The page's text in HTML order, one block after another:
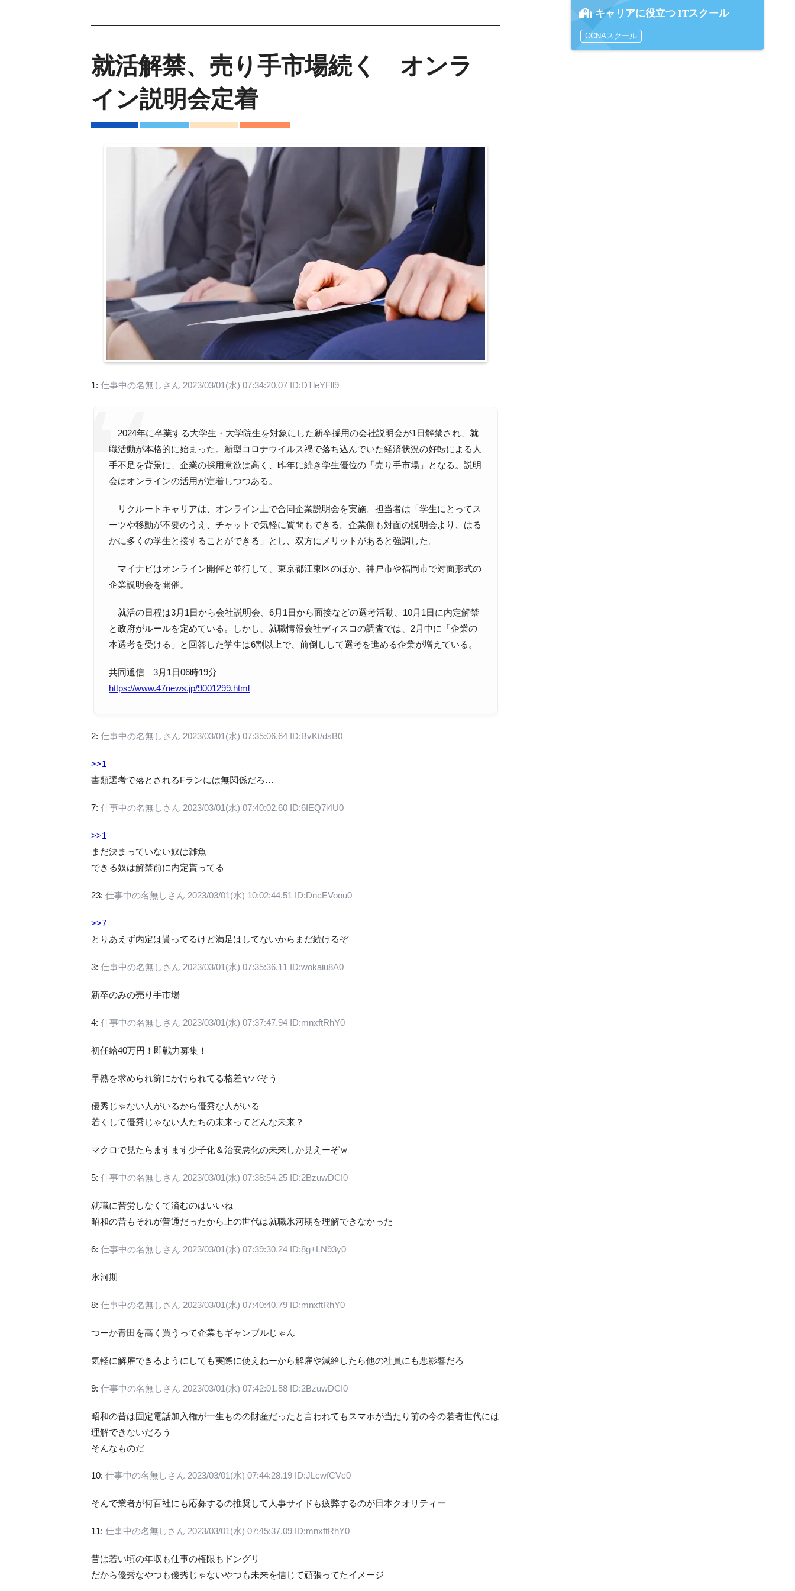
就活解禁、売り手市場続く オンラ
イン説明会定着
1: 仕事中の名無しさん 2023/03/01(水) 07:34:20.07 ID:DTleYFll9
2024年に卒業する大学生・大学院生を対象にした新卒採用の会社説明会が1日解禁され、就
職活動が本格的に始まった。新型コロナウイルス禍で落ち込んでいた経済状況の好転による人
手不足を背景に、企業の採用意欲は高く、昨年に続き学生優位の「売り手市場」となる。説明
会はオンラインの活用が定着しつつある。
リクルートキャリアは、オンライン上で合同企業説明会を実施。担当者は「学生にとってス
ーツや移動が不要のうえ、チャットで気軽に質問もできる。企業側も対面の説明会より、はる
かに多くの学生と接することができる」とし、双方にメリットがあると強調した。
マイナビはオンライン開催と並行して、東京都江東区のほか、神戸市や福岡市で対面形式の
企業説明会を開催。
就活の日程は3月1日から会社説明会、6月1日から面接などの選考活動、10月1日に内定解禁
と政府がルールを定めている。しかし、就職情報会社ディスコの調査では、2月中に「企業の
本選考を受ける」と回答した学生は6割以上で、前倒しして選考を進める企業が増えている。
共同通信 3月1日06時19分
https://www.47news.jp/9001299.html
2: 仕事中の名無しさん 2023/03/01(水) 07:35:06.64 ID:BvKt/dsB0
>>1
書類選考で落とされるFランには無関係だろ…
7: 仕事中の名無しさん 2023/03/01(水) 07:40:02.60 ID:6IEQ7i4U0
>>1
まだ決まっていない奴は雑魚
できる奴は解禁前に内定貰ってる
23: 仕事中の名無しさん 2023/03/01(水) 10:02:44.51 ID:DncEVoou0
>>7
とりあえず内定は貰ってるけど満足はしてないからまだ続けるぞ
3: 仕事中の名無しさん 2023/03/01(水) 07:35:36.11 ID:wokaiu8A0
新卒のみの売り手市場
4: 仕事中の名無しさん 2023/03/01(水) 07:37:47.94 ID:mnxftRhY0
初任給40万円！即戦力募集！
早熟を求められ篩にかけられてる格差ヤバそう
優秀じゃない人がいるから優秀な人がいる
若くして優秀じゃない人たちの未来ってどんな未来？
マクロで見たらますます少子化＆治安悪化の未来しか見えーぞｗ
5: 仕事中の名無しさん 2023/03/01(水) 07:38:54.25 ID:2BzuwDCI0
就職に苦労しなくて済むのはいいね
昭和の昔もそれが普通だったから上の世代は就職氷河期を理解できなかった
6: 仕事中の名無しさん 2023/03/01(水) 07:39:30.24 ID:8g+LN93y0
氷河期
8: 仕事中の名無しさん 2023/03/01(水) 07:40:40.79 ID:mnxftRhY0
つーか青田を高く買うって企業もギャンブルじゃん
気軽に解雇できるようにしても実際に使えねーから解雇や減給したら他の社員にも悪影響だろ
9: 仕事中の名無しさん 2023/03/01(水) 07:42:01.58 ID:2BzuwDCI0
昭和の昔は固定電話加入権が一生ものの財産だったと言われてもスマホが当たり前の今の若者世代には
理解できないだろう
そんなものだ
10: 仕事中の名無しさん 2023/03/01(水) 07:44:28.19 ID:JLcwfCVc0
そんで業者が何百社にも応募するの推奨して人事サイドも疲弊するのが日本クオリティー
11: 仕事中の名無しさん 2023/03/01(水) 07:45:37.09 ID:mnxftRhY0
昔は若い頃の年収も仕事の権限もドングリ
だから優秀なやつも優秀じゃないやつも未来を信じて頑張ってたイメージ
キャリアに役立つ ITスクール
CCNAスクール